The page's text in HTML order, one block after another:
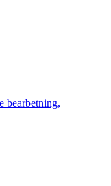
bearbetning,